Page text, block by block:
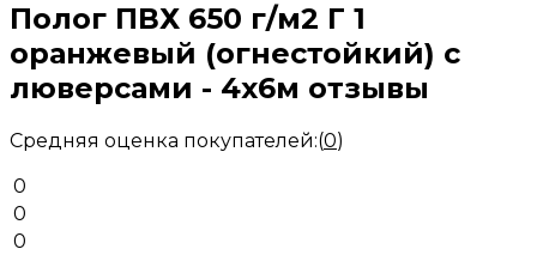
Полог ПВХ 650 г/м2 Г 1
оранжевый (огнестойкий) с
люверсами - 4x6м отзывы
Средняя оценка покупателей:(0)
0
0
0